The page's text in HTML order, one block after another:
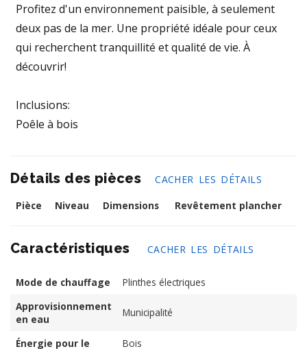
Profitez d'un environnement paisible, à seulement
deux pas de la mer. Une propriété idéale pour ceux
qui recherchent tranquillité et qualité de vie. À
découvrir!
Inclusions:
Poêle à bois
Détails des pièces
CACHER LES DÉTAILS
Pièce
Niveau Dimensions Revêtement plancher
Caractéristiques CACHER LES DÉTAILS
Mode de chauffage
Plinthes électriques
Approvisionnement
en eau
Municipalité
Énergie pour le
Bois